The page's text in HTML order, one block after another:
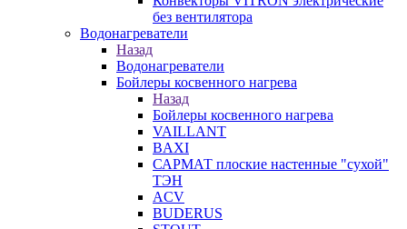
без вентилятора
Водонагреватели
Назад
Водонагреватели
Бойлеры косвенного нагрева
Назад
Бойлеры косвенного нагрева
VAILLANT
BAXI
САРМАТ плоские настенные "сухой"
ТЭН
ACV
BUDERUS